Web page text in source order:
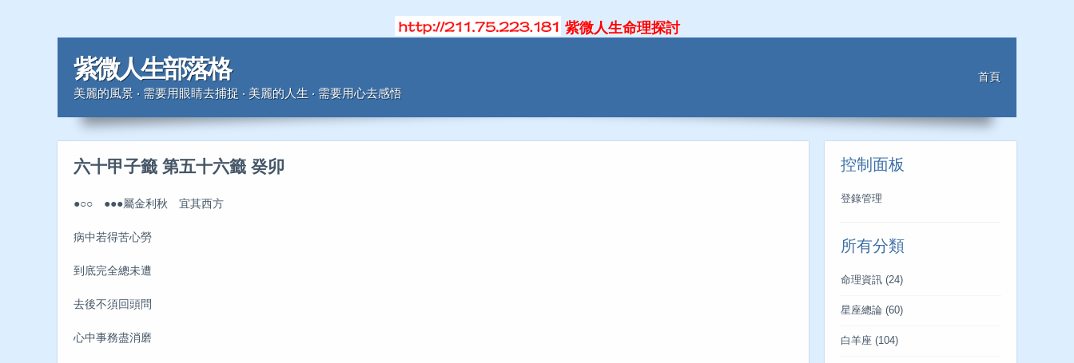
紫微人生命理探討
紫微人生部落格
美麗的風景 ‧ 需要用眼睛去捕捉 ‧ 美麗的人生 ‧ 需要用心去感悟
首頁
六十甲子籤 第五十六籤 癸卯
●○○ ●●●屬金利秋 宜其西方
病中若得苦心勞
到底完全總未遭
去後不須回頭問
心中事務盡消磨
控制面板
登錄管理
所有分類
命理資訊 (24)
星座總論 (60)
白羊座 (104)